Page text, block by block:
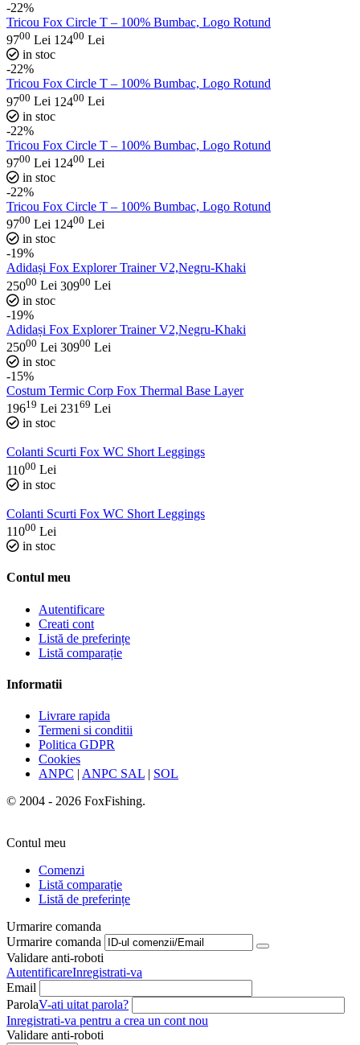
-22%
Tricou Fox Circle T – 100% Bumbac, Logo Rotund
9700 Lei 12400 Lei
in stoc
-22%
Tricou Fox Circle T – 100% Bumbac, Logo Rotund
9700 Lei 12400 Lei
in stoc
-22%
Tricou Fox Circle T – 100% Bumbac, Logo Rotund
9700 Lei 12400 Lei
in stoc
-22%
Tricou Fox Circle T – 100% Bumbac, Logo Rotund
9700 Lei 12400 Lei
in stoc
-19%
Adidași Fox Explorer Trainer V2,Negru-Khaki
25000 Lei 30900 Lei
in stoc
-19%
Adidași Fox Explorer Trainer V2,Negru-Khaki
25000 Lei 30900 Lei
in stoc
-15%
Costum Termic Corp Fox Thermal Base Layer
19619 Lei 231 69 Lei
in stoc
Colanti Scurti Fox WC Short Leggings
11000 Lei
in stoc
Colanti Scurti Fox WC Short Leggings
11000 Lei
in stoc
Contul meu
Autentificare
Creati cont
Listă de preferințe
Listă comparație
Informatii
Livrare rapida
Termeni si conditii
Politica GDPR
Cookies
ANPC | ANPC SAL | SOL
© 2004 - 2026 FoxFishing.
Contul meu
Comenzi
Listă comparație
Listă de preferințe
Urmarire comanda
Urmarire comanda
Validare anti-roboti
AutentificareInregistrati-va
Email
ParolaV-ati uitat parola?
Inregistrati-va pentru a crea un cont nou
Validare anti-roboti